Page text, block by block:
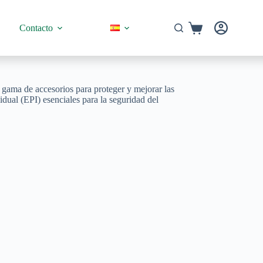
Contacto
Carro
de
de accesorios para proteger y mejorar las
(EPI) esenciales para la seguridad del